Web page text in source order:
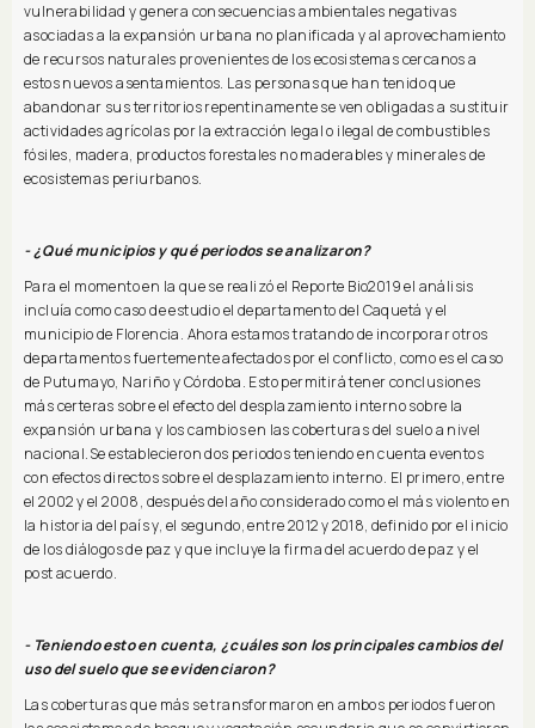
vulnerabilidad y genera consecuencias ambientales negativas
asociadas a la expansión urbana no planificada y al aprovechamiento
de recursos naturales provenientes de los ecosistemas cercanos a
estos nuevos asentamientos. Las personas que han tenido que
abandonar sus territorios repentinamente se ven obligadas a sustituir
actividades agrícolas por la extracción legal o ilegal de combustibles
fósiles, madera, productos forestales no maderables y minerales de
ecosistemas periurbanos.
- ¿Qué municipios y qué periodos se analizaron?
Para el momento en la que se realizó el Reporte Bio2019 el análisis
incluía como caso de estudio el departamento del Caquetá y el
municipio de Florencia. Ahora estamos tratando de incorporar otros
departamentos fuertemente afectados por el conflicto, como es el caso
de Putumayo, Nariño y Córdoba. Esto permitirá tener conclusiones
más certeras sobre el efecto del desplazamiento interno sobre la
expansión urbana y los cambios en las coberturas del suelo a nivel
nacional.Se establecieron dos periodos teniendo en cuenta eventos
con efectos directos sobre el desplazamiento interno. El primero, entre
el 2002 y el 2008, después del año considerado como el más violento en
la historia del país y, el segundo, entre 2012 y 2018, definido por el inicio
de los diálogos de paz y que incluye la firma del acuerdo de paz y el
post acuerdo.
- Teniendo esto en cuenta, ¿cuáles son los principales cambios del
uso del suelo que se evidenciaron?
Las coberturas que más se transformaron en ambos periodos fueron